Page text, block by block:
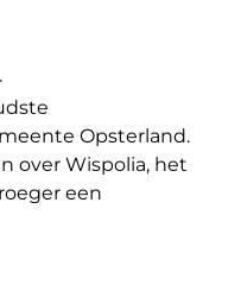
Opsterland.
over Wispolia, het
een